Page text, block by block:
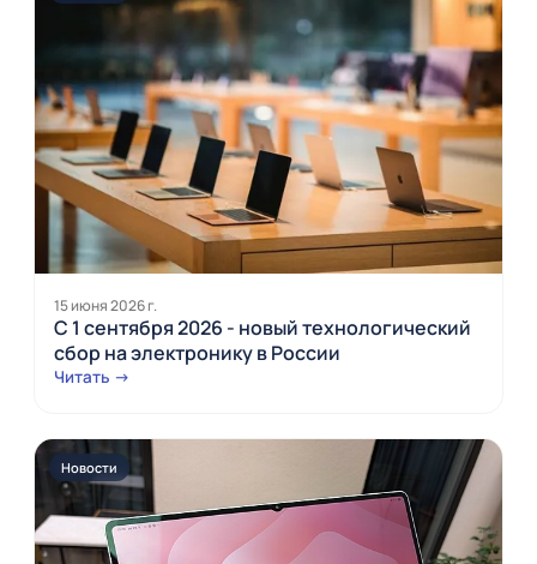
15 июня 2026 г.
С 1 сентября 2026 - новый технологический
сбор на электронику в России
Читать →
Новости